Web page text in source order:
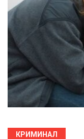
КРИМИНАЛ